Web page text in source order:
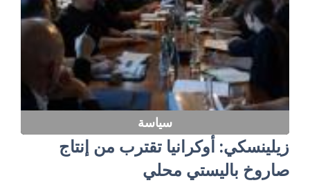
سياسة
زيلينسكي: أوكرانيا تقترب من إنتاج
صاروخ باليستي محلي